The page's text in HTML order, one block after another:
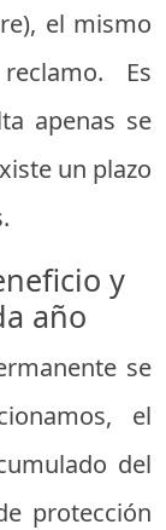
el mismo
Es
apenas se
un plazo
y
año
se
el
del
protección